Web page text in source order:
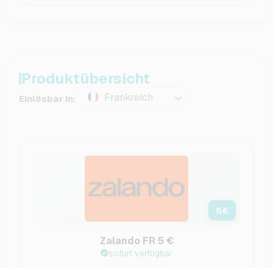
Produktübersicht
Einlösbar in: Frankreich
5€
Zalando FR 5 €
sofort verfügbar